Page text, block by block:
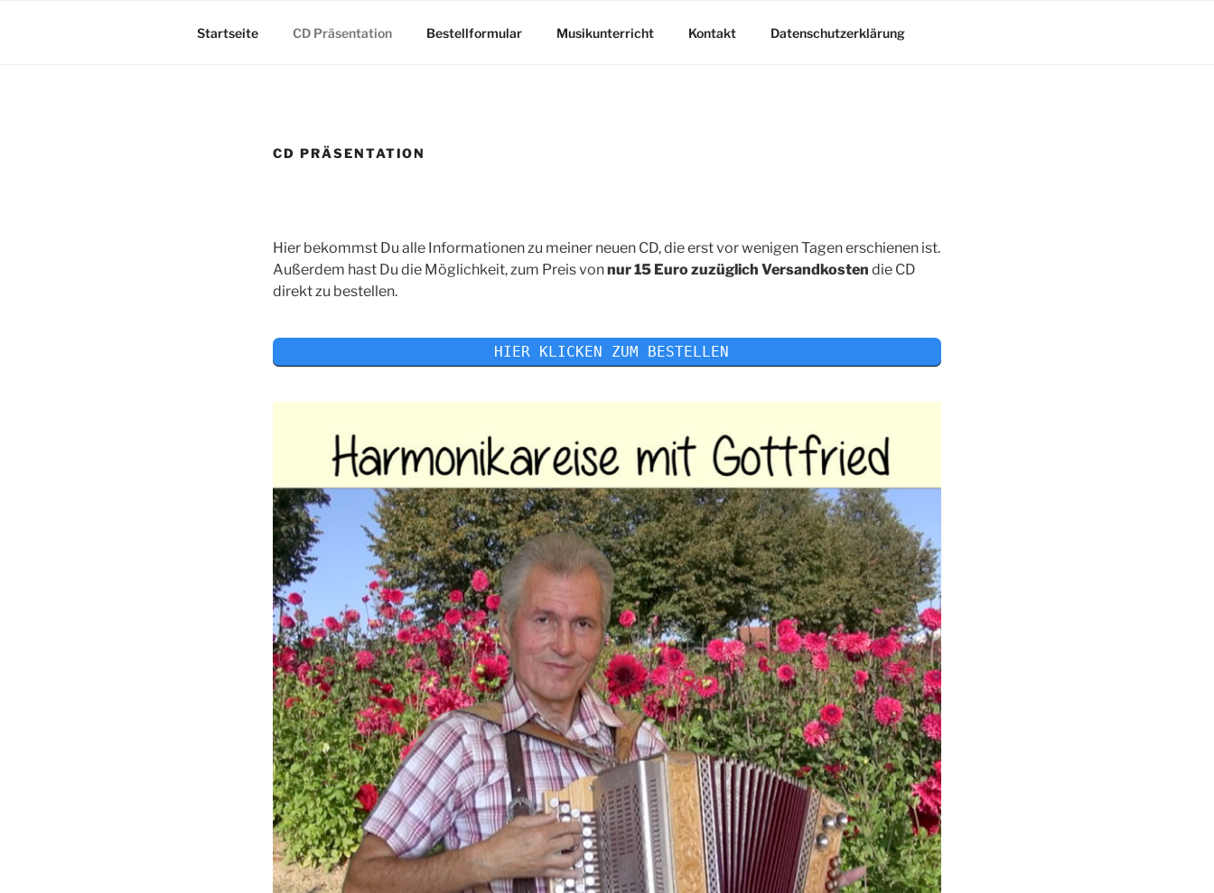
Startseite CD Präsentation Bestellformular Musikunterricht Kontakt Datenschutzerklärung
CD PRÄSENTATION
Hier bekommst Du alle Informationen zu meiner neuen CD, die erst vor wenigen Tagen erschienen ist.
Außerdem hast Du die Möglichkeit, zum Preis vonnur 15 Euro zuzüglich Versandkosten die CD
direkt zu bestellen.
HIER KLICKEN ZUM BESTELLEN